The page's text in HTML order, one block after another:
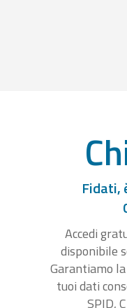
Fidati,
Accedi
disponibile
Garantiamo
tuoi dati
SPID,